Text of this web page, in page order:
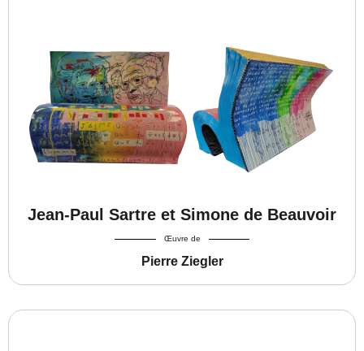
Jean-Paul Sartre et Simone de Beauvoir
Œuvre de
Pierre Ziegler